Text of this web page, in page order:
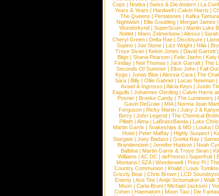
Cops | Nneka | Swiss & Die Andern | La
Years & Years |Hardwell |Calvin Harris |
The Queens | Pentatones | Kafka Tamura
Nightwish |Ellie Goulding |Morgan James
Wunderkynd | SuperScum | Martin Luke
Nottet |Mans Zelmerloew |Alesso |
Cheryl Green |Delta Rae |Disclosure |
Supino |Joe Stone |Lizz Wright |Niila |
Troye Sivan | Kelvin Jones | David Garrett
Blige | Shana Pearson | Felix Jaehn | Katy
Findlay |Neil Thomas |Jack Garratt |The
Seconds Of Summer |Elton John |Fall
Kygo |Jonas Blue |Alessia Cara |The
Sara |Billy |Ollie Gabriel |Lucas Newman |
Axwel & Ingrosso | Alicia Keys | Justin
Eagulls |Johannes Oerding |Calvin Harris
Posner |Brooke Candy |The Lumineers |
Gavin DeGraw | MIA| Norma Jean
Ferguson | Ricky Martin | Juicy J &
Berry | John Legend | The Chemical
Pillath |Alma |LaBrassBanda |Luke
Martin Garrix | Snakeships & MO | Louka |
Hotel | Peter Maffay | Highly Suspect |
Stargate |Joey Badass |Gretta Ray |
Brandenstein |Jennifer Hudson |Noah
Balbina | Martin Garrix & Troye Sivan |
Williams |AC DC |dePresno |Superfruit |
Montana |SZA|Wunderwelt |Prinz Pi |
Country Communion | Khalid | Louis
Grizzly Bear | Chris Brown | LCD
Enemy | Ace Tee | Antje Schomaker | Walk
Moon |Carla Bruni |Michael Jackson |
Cohen |Haematom |Moon Taxi |Die